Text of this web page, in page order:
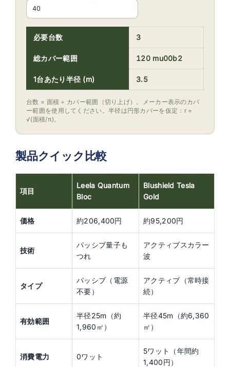
必要台数 3
総カバー範囲 120 mu00b2
1台あたり半径 (m) 3.5
台数 = 面積 ÷ カバー範囲（切り上げ）。メーカー表示のカバ
ー範囲を使用してください。半径は円形カバーを仮定：r =
√(面積/π)。
製品クイック比較
項目
Leela Quantum
Bloc
Blushield Tesla
Gold
価格 約206,400円 約95,200円
技術
パッシブ量子も
つれ
アクティブスカラー
波
タイプ
パッシブ（電源
不要）
アクティブ（常時接
続）
有効範囲
半径25m（約
1,960㎡）
半径45m（約6,360
㎡）
消費電力 0ワット
5ワット（年間約
1,400円）